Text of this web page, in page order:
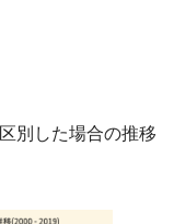
別した場合の推移